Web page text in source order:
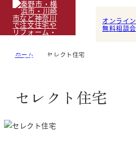
オンライン
無料相談会
ホーム セレクト住宅
セレクト住宅